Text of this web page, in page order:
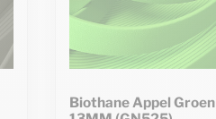
Biothane Appel Groen